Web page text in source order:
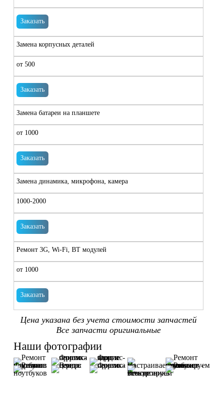
Заказать
Замена корпусных деталей
от 500
Заказать
Замена батареи на планшете
от 1000
Заказать
Замена динамика, микрофона, камера
1000-2000
Заказать
Ремонт 3G, Wi-Fi, BT модулей
от 1000
Заказать
Цена указана без учета стоимости запчастей
Все запчасти оригинальные
Наши фотографии